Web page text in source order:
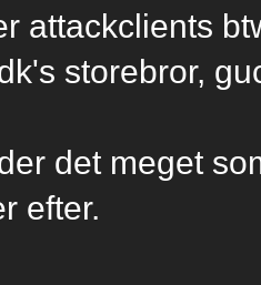
attackclients
storebror,
det meget
efter.